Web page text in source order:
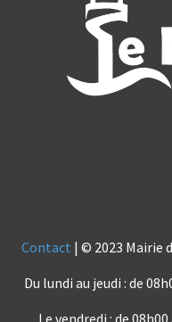
Contact | © 2023 Mairie
Du lundi au jeudi : de
Le vendredi : de